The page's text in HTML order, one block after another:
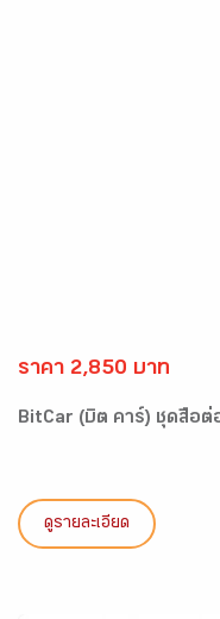
ราคา 2,850 บาท
BitCar (บิต คาร์) ชุดสื่อต่
ดูรายละเอียด